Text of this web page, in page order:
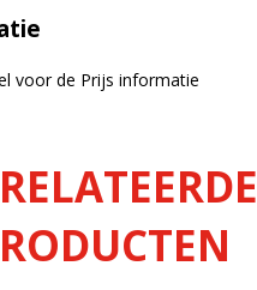
voor de Prijs informatie